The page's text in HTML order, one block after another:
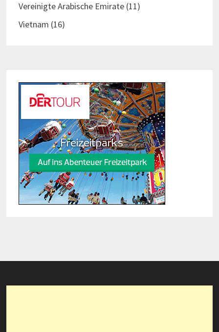
Vereinigte Arabische Emirate(11)
Vietnam (16)